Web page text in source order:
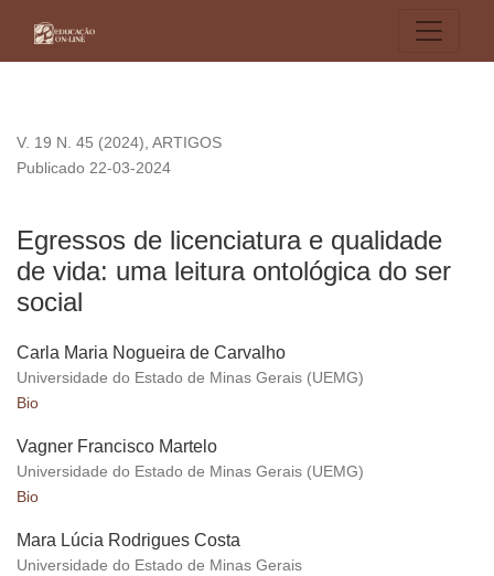
V. 19 N. 45 (2024), ARTIGOS
Egressos de licenciatura e qualidade
de vida: uma leitura ontológica do ser
social
Publicado 22-03-2024
Carla Maria Nogueira de Carvalho
Universidade do Estado de Minas Gerais (UEMG)
Bio
Vagner Francisco Martelo
Universidade do Estado de Minas Gerais (UEMG)
Bio
Mara Lúcia Rodrigues Costa
Universidade do Estado de Minas Gerais